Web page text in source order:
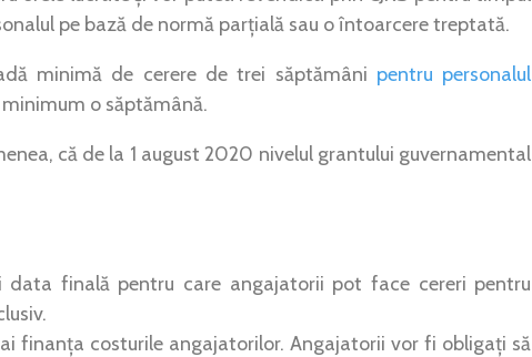
pe bază de normă parțială sau o întoarcere treptată.
minimă de cerere de trei săptămâni pentru personalul
o săptămână.
că de la 1 august 2020 nivelul grantului guvernamental
finală pentru care angajatorii pot face cereri pentru
finanța costurile angajatorilor. Angajatorii vor fi obligați să